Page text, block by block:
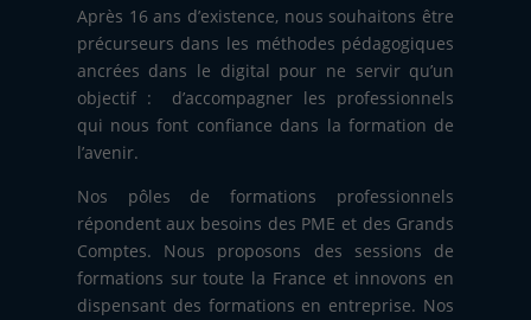
Après 16 ans d’existence, nous souhaitons être
précurseurs dans les méthodes pédagogiques
ancrées dans le digital pour ne servir qu’un
objectif : d’accompagner les professionnels
qui nous font confiance dans la formation de
l’avenir.
Nos pôles de formations professionnels
répondent aux besoins des PME et des Grands
Comptes. Nous proposons des sessions de
formations sur toute la France et innovons en
dispensant des formations en entreprise. Nos